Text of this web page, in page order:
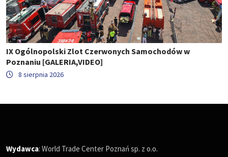
IX Ogólnopolski Zlot Czerwonych Samochodów w
Poznaniu [GALERIA,VIDEO]
8 sierpnia 2026
Wydawca: World Trade Center Poznań sp. z o.o.